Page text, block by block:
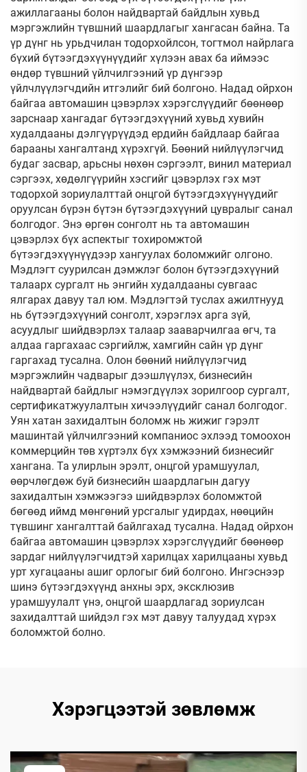
ажиллагааны болон найдвартай байдлын хувьд
мэргэжлийн түвшний шаардлагыг хангасан байна. Та
үр дүнг нь урьдчилан тодорхойлсон, тогтмол найрлага
бүхий бүтээгдэхүүнүүдийг хүлээн авах ба иймээс
өндөр түвшний үйлчилгээний үр дүнгээр
үйлчлүүлэгчдийн итгэлийг бий болгоно. Надад ойрхон
байгаа автомашин цэвэрлэх хэрэгслүүдийг бөөнөөр
зарснаар хангадаг бүтээгдэхүүний хувьд хувийн
худалдааны дэлгүүрүүдэд ердийн байдлаар байгаа
барааны хангалтанд хүрэхгүй. Бөөний нийлүүлэгчид
будаг засвар, арьсны нөхөн сэргээлт, винил материал
сэргээх, хөдөлгүүрийн хэсгийг цэвэрлэх гэх мэт
тодорхой зориулалттай онцгой бүтээгдэхүүнүүдийг
оруулсан бүрэн бүтэн бүтээгдэхүүний цувралыг санал
болгодог. Энэ өргөн сонголт нь та автомашин
цэвэрлэх бүх аспектыг тохиромжтой
бүтээгдэхүүнүүдээр хангуулах боломжийг олгоно.
Мэдлэгт суурилсан дэмжлэг болон бүтээгдэхүүний
талаарх сургалт нь энгийн худалдааны сувгаас
ялгарах давуу тал юм. Мэдлэгтэй туслах ажилтнууд
нь бүтээгдэхүүний сонголт, хэрэглэх арга зүй,
асуудлыг шийдвэрлэх талаар зааварчилгаа өгч, та
алдаа гаргахаас сэргийлж, хамгийн сайн үр дүнг
гаргахад тусална. Олон бөөний нийлүүлэгчид
мэргэжлийн чадварыг дээшлүүлэх, бизнесийн
найдвартай байдлыг нэмэгдүүлэх зорилгоор сургалт,
сертификатжуулалтын хичээлүүдийг санал болгодог.
Уян хатан захидалтын боломж нь жижиг гэрэлт
машинтай үйлчилгээний компаниос эхлээд томоохон
коммерцийн төв хүртэлх бүх хэмжээний бизнесийг
хангана. Та улирлын эрэлт, онцгой урамшуулал,
өөрчлөгдөж буй бизнесийн шаардлагын дагуу
захидалтын хэмжээгээ шийдвэрлэх боломжтой
бөгөөд иймд мөнгөний урсгалыг удирдах, нөөцийн
түвшинг хангалттай байлгахад тусална. Надад ойрхон
байгаа автомашин цэвэрлэх хэрэгслүүдийг бөөнөөр
зардаг нийлүүлэгчидтэй харилцах харилцааны хувьд
урт хугацааны ашиг орлогыг бий болгоно. Ингэснээр
шинэ бүтээгдэхүүнд анхны эрх, эксклюзив
урамшуулалт үнэ, онцгой шаардлагад зориулсан
захидалттай шийдэл гэх мэт давуу талуудад хүрэх
боломжтой болно.
Хэрэгцээтэй зөвлөмж